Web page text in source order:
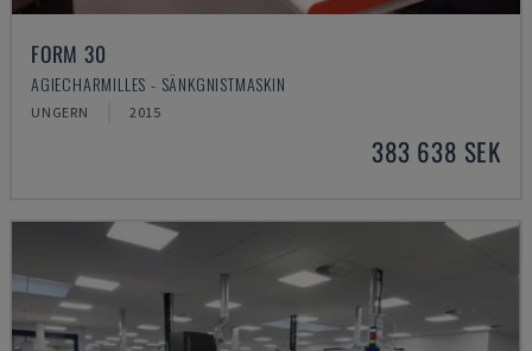
FORM 30
AGIECHARMILLES - SÄNKGNISTMASKIN
UNGERN 2015
383 638 SEK